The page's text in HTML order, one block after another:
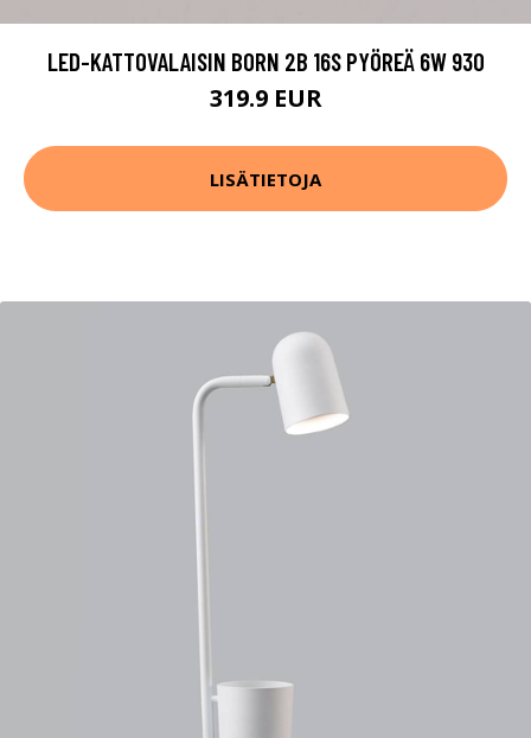
LED-KATTOVALAISIN BORN 2B 16S PYÖREÄ 6W 930
319.9 EUR
LISÄTIETOJA